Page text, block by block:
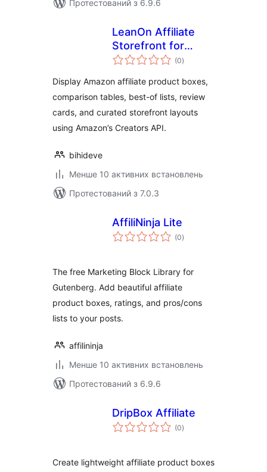
Протестований з 6.9.6
LeanOn Affiliate
Storefront for
Amazon Associates
(0загальний
рейтинг
)
Display Amazon affiliate product boxes,
comparison tables, best-of lists, review
cards, and curated storefront layouts
using Amazon’s Creators API.
bihideve
Менше 10 активних встановлень
Протестований з 7.0.3
AffiliNinja Lite
(0загальний
рейтинг
)
The free Marketing Block Library for
Gutenberg. Add beautiful affiliate
product boxes, ratings, and pros/cons
lists to your posts.
affilininja
Менше 10 активних встановлень
Протестований з 6.9.6
DripBox Affiliate
(0загальний
рейтинг
)
Create lightweight affiliate product boxes